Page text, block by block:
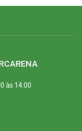
às 14:00